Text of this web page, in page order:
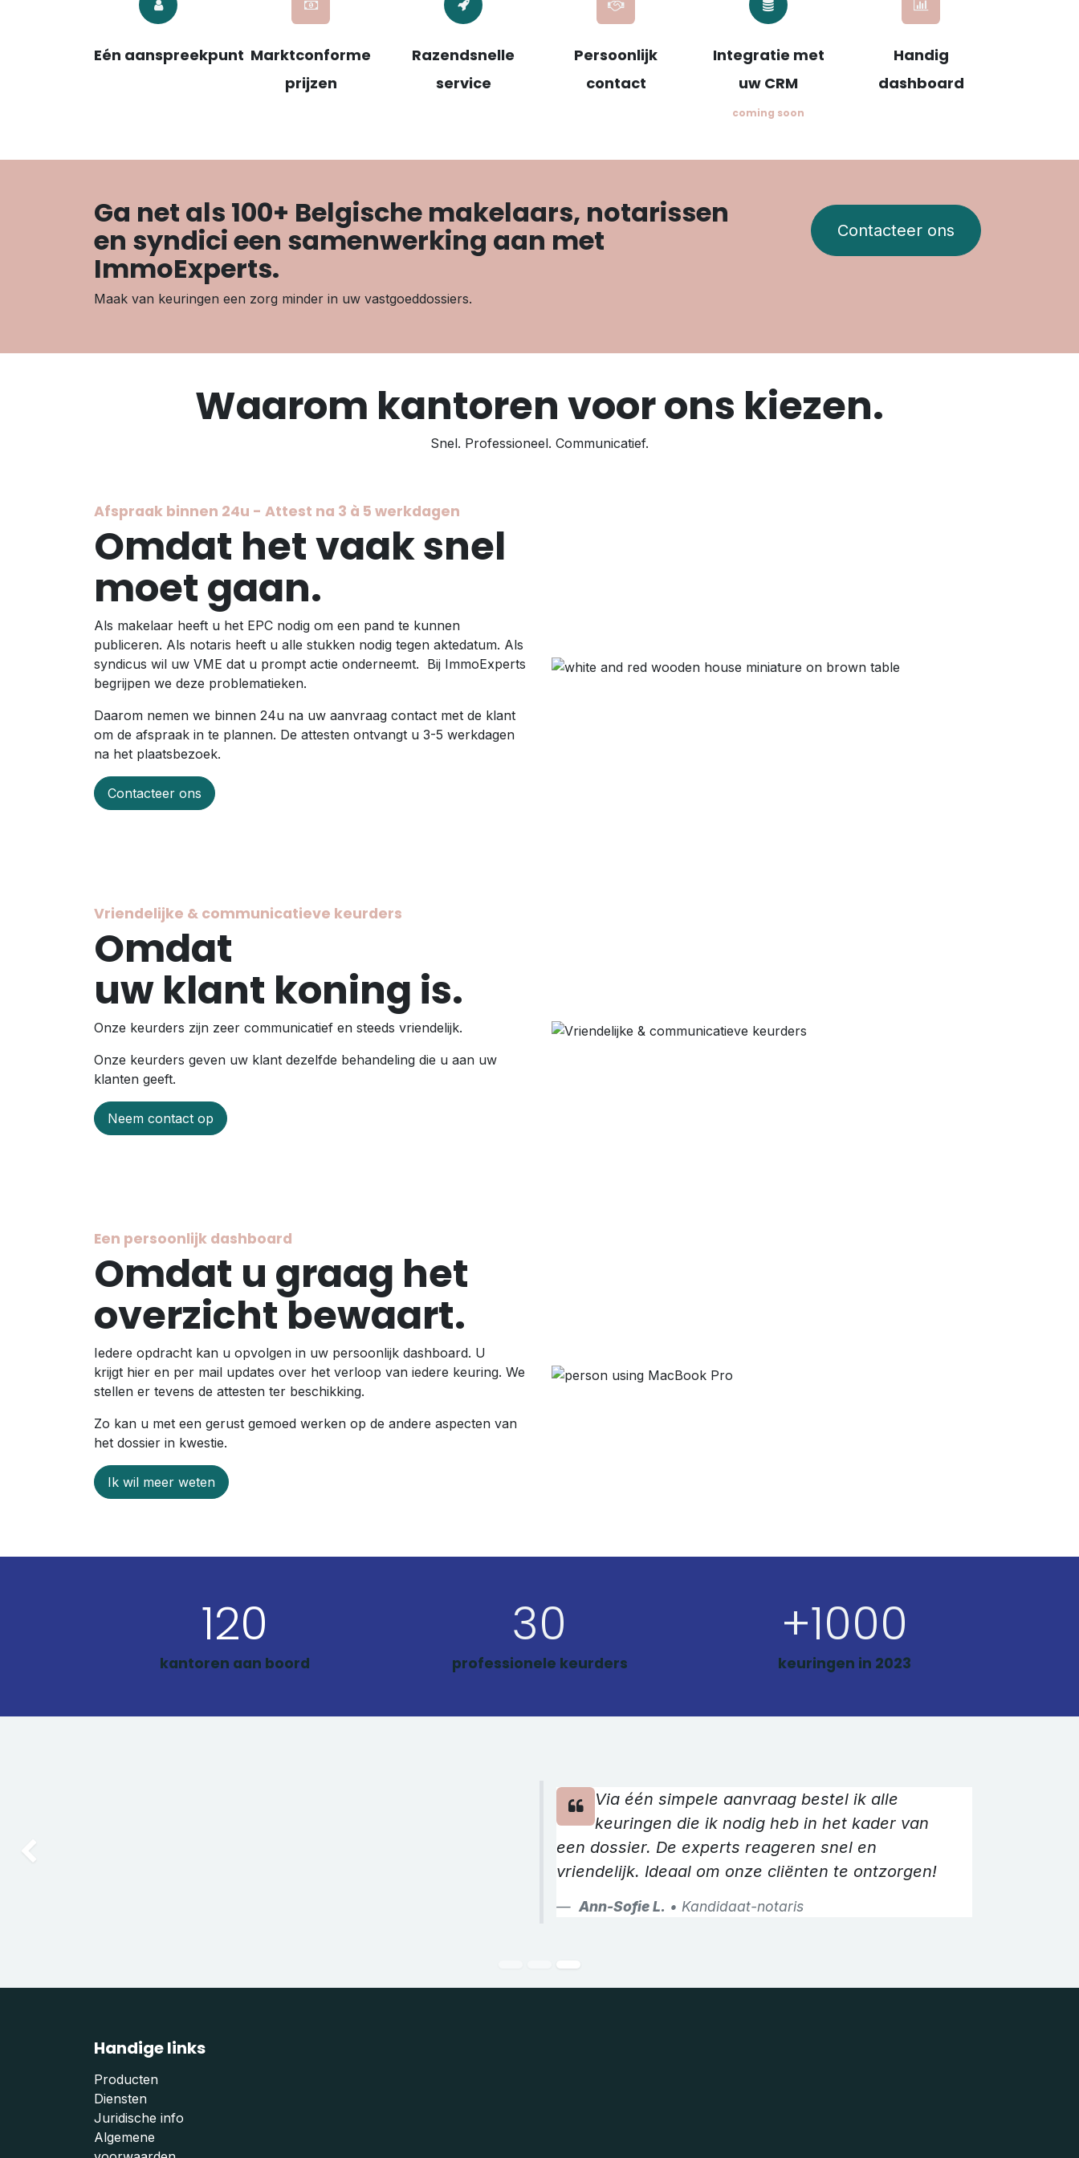
Eén aanspreekpunt Marktconforme
prijzen
Razendsnelle
service
Persoonlijk
contact
Integratie met
uw CRM
coming soon
Handig
dashboard
Ga net als 100+ Belgische makelaars, notarissen
en syndicieen samenwerking aan met
ImmoExperts.
Maak van keuringen een zorg minder in uw vastgoeddossiers.
Contacteer ons
Waarom kantoren voor ons kiezen.
Snel. Professioneel. Communicatief.
Afspraak binnen 24u - Attest na 3 à 5 werkdagen
Omdat het vaak snel
moet gaan.
Als makelaar heeft u het EPC nodig om een pand te kunnen
publiceren. Als notaris heeft u alle stukken nodig tegen aktedatum. Als
syndicus wil uw VME dat u prompt actie onderneemt. Bij ImmoExperts
begrijpen we deze problematieken.
Daarom nemen we binnen 24u na uw aanvraag contact met de klant
om de afspraak in te plannen. De attesten ontvangt u 3-5 werkdagen
na het plaatsbezoek.
Contacteer ons
Vriendelijke & communicatieve keurders
Omdat
uw klant koning is.
Onze keurders zijn zeer communicatief en steeds vriendelijk.
Onze keurders geven uw klant dezelfde behandeling die u aan uw
klanten geeft.
Neem contact op
Een persoonlijk dashboard
Omdat u graag het
overzicht bewaart.
Iedere opdracht kan u opvolgen in uw persoonlijk dashboard. U
krijgt hier en per mail updates over het verloop van iedere keuring. We
stellen er tevens de attesten ter beschikking.
Zo kan u met een gerust gemoed werken op de andere aspecten van
het dossier in kwestie.
Ik wil meer weten
120
kantoren aan boord
30
professionele keurders
+1000
keuringen in 2023
Via één simpele aanvraag bestel ik alle
keuringen die ik nodig heb in het kader van
een dossier. De experts reageren snel en
vriendelijk. Ideaal om onze cliënten te ontzorgen!
Ann-Sofie L. • Kandidaat-notaris
Vorige
Handige links
Producten
Diensten
Juridische info
Algemene